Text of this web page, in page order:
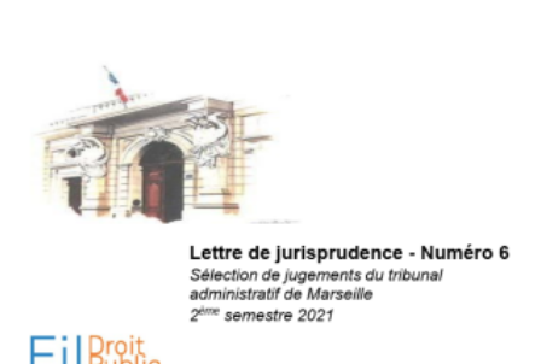
6ème
lettre
tribunal